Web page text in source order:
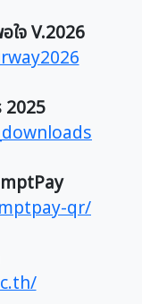
ใจ V.2026
2025
qr/